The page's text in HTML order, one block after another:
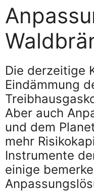
Die derzeitige
Eindämmung
Aber auch
und dem
mehr
Instrumente
einige